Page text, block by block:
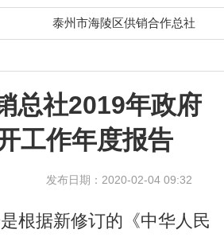
泰州市海陵区供销合作总社
总社2019年政府
工作年度报告
发布日期：2020-02-04 09:32
根据新修订的《中华人民